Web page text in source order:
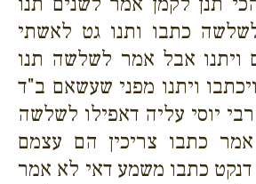
כתבו ותנו גט לאשתי
ויתנו אבל אמר לשלשה תנו
ויתנו מפני שעשאם ב"ד
יוסי עליה דאפילו לשלשה
כתבו צריכין הם עצמם
דנקט כתבו משמע דאי לא אמר